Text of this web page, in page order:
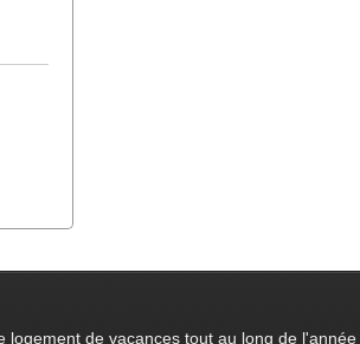
logement de vacances tout au long de l'année